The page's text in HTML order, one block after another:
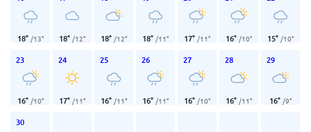
18° /13° 18° /12° 18° /12° 18° /11° 17° /11° 16° /10° 15° /10°
23
16° /10°
24
17° /11°
25
16° /11°
26
16° /11°
27
16° /10°
28
16° /11°
29
16° /9°
30